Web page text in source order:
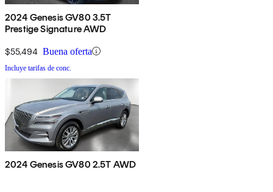
2024 Genesis GV80 3.5T
Prestige Signature AWD
$55,494 Buena oferta
Incluye tarifas de conc.
2024 Genesis GV80 2.5T AWD